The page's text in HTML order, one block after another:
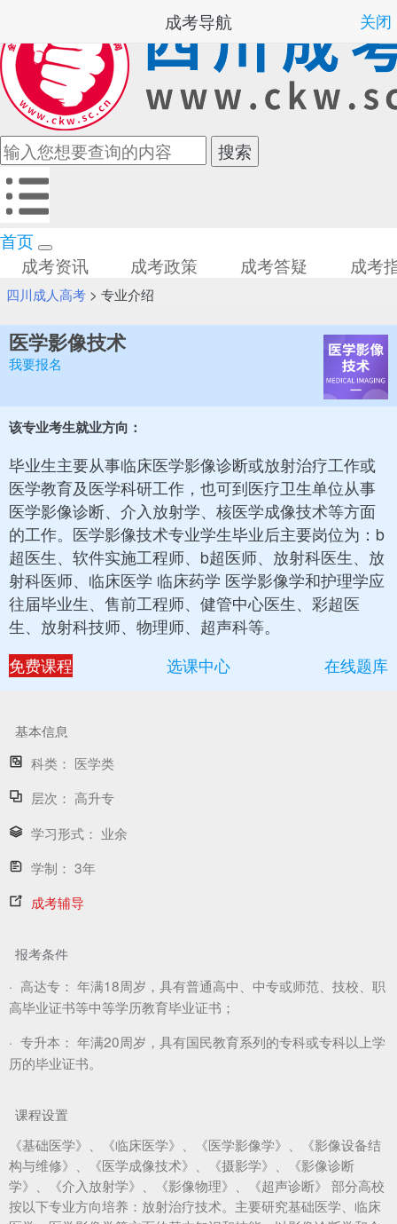
首页
成考资讯
成考政策 成考答疑 成考
四川成人高考> 专业介绍
医学影像技术
我要报名
该专业考生就业方向：
毕业生主要从事临床医学影像诊断或放射治疗工作或
医学教育及医学科研工作，也可到医疗卫生单位从事
医学影像诊断、介入放射学、核医学成像技术等方面
的工作。医学影像技术专业学生毕业后主要岗位为：b
超医生、软件实施工程师、b超医师、放射科医生、放
射科医师、临床医学 临床药学 医学影像学和护理学应
往届毕业生、售前工程师、健管中心医生、彩超医
生、放射科技师、物理师、超声科等。
免费课程
选课中心 在线题库
基本信息
科类： 医学类
层次： 高升专
学习形式： 业余
学制： 3年
成考辅导
报考条件
· 高达专： 年满18周岁，具有普通高中、中专或师范、技校、职
高毕业证书等中等学历教育毕业证书；
· 专升本： 年满20周岁，具有国民教育系列的专科或专科以上学
历的毕业证书。
课程设置
《基础医学》、《临床医学》、《医学影像学》、《影像设备结
构与维修》、《医学成像技术》、《摄影学》、《影像诊断
学》、《介入放射学》、《影像物理》、《超声诊断》 部分高校
按以下专业方向培养：放射治疗技术。主要研究基础医学、临床
成考导航 关闭